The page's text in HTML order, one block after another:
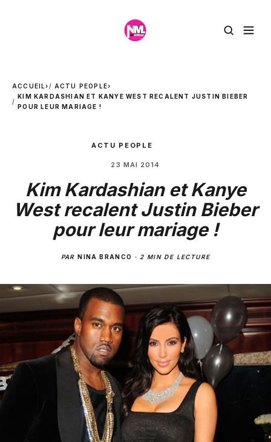
ACCUEIL› ACTU PEOPLE›
KIM KARDASHIAN ET KANYE WEST RECALENT JUSTIN BIEBER
POUR LEUR MARIAGE !
ACTU PEOPLE
23 MAI 2014
Kim Kardashian et Kanye
West recalent Justin Bieber
pour leur mariage !
PARNINA BRANCO · 2 MIN DE LECTURE